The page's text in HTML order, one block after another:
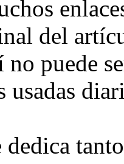
del
puede
usadas